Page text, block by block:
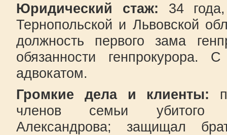
Юридический стаж: 34
Тернопольской и Львовской
должность первого зама
обязанности генпрокурора.
адвокатом.
Громкие дела и клиенты:
членов семьи убитого
Александрова; защищал